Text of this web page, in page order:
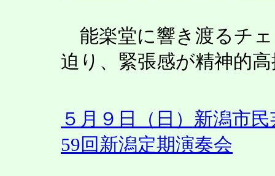
能楽堂に響き渡るチ
迫り、緊張感が精神的
５月９日（日）新潟市
59回新潟定期演奏会